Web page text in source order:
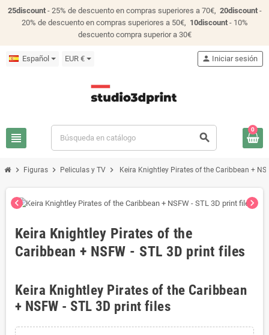
25discount- 25% de descuento en compras superiores a 70€, 20discount-
20% de descuento en compras superiores a 50€, 10discount- 10%
descuento compra superior a 30€
Español EUR €
view_headline search
person Iniciar sesión
0
chevron_right Figuras chevron_right Peliculas y TV chevron_right Keira Knightley Pirates of the Caribbean +
chevron_left chevron_right
Keira Knightley Pirates of the
Caribbean + NSFW - STL 3D print files
Keira Knightley Pirates of the Caribbean
+ NSFW - STL 3D print files